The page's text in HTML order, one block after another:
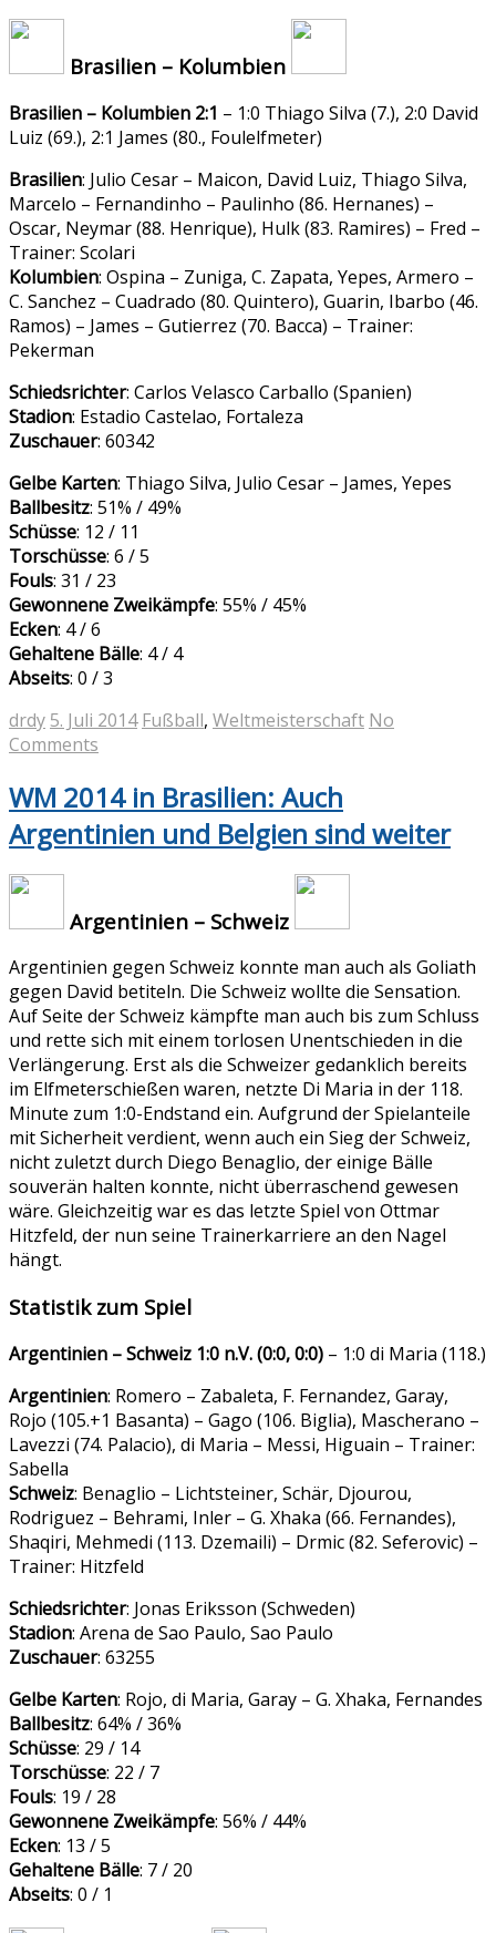
Brasilien – Kolumbien
Brasilien – Kolumbien 2:1 – 1:0 Thiago Silva (7.), 2:0 David
Luiz (69.), 2:1 James (80., Foulelfmeter)
Brasilien: Julio Cesar – Maicon, David Luiz, Thiago Silva,
Marcelo – Fernandinho – Paulinho (86. Hernanes) –
Oscar, Neymar (88. Henrique), Hulk (83. Ramires) – Fred –
Trainer: Scolari
Kolumbien: Ospina – Zuniga, C. Zapata, Yepes, Armero –
C. Sanchez – Cuadrado (80. Quintero), Guarin, Ibarbo (46.
Ramos) – James – Gutierrez (70. Bacca) – Trainer:
Pekerman
Schiedsrichter: Carlos Velasco Carballo (Spanien)
Stadion: Estadio Castelao, Fortaleza
Zuschauer: 60342
Gelbe Karten: Thiago Silva, Julio Cesar – James, Yepes
Ballbesitz: 51% / 49%
Schüsse: 12 / 11
Torschüsse: 6 / 5
Fouls: 31 / 23
Gewonnene Zweikämpfe: 55% / 45%
Ecken: 4 / 6
Gehaltene Bälle: 4 / 4
Abseits: 0 / 3
drdy 5. Juli 2014 Fußball, Weltmeisterschaft No
Comments
WM 2014 in Brasilien: Auch
Argentinien und Belgien sind weiter
Argentinien – Schweiz
Argentinien gegen Schweiz konnte man auch als Goliath
gegen David betiteln. Die Schweiz wollte die Sensation.
Auf Seite der Schweiz kämpfte man auch bis zum Schluss
und rette sich mit einem torlosen Unentschieden in die
Verlängerung. Erst als die Schweizer gedanklich bereits
im Elfmeterschießen waren, netzte Di Maria in der 118.
Minute zum 1:0-Endstand ein. Aufgrund der Spielanteile
mit Sicherheit verdient, wenn auch ein Sieg der Schweiz,
nicht zuletzt durch Diego Benaglio, der einige Bälle
souverän halten konnte, nicht überraschend gewesen
wäre. Gleichzeitig war es das letzte Spiel von Ottmar
Hitzfeld, der nun seine Trainerkarriere an den Nagel
hängt.
Statistik zum Spiel
Argentinien – Schweiz 1:0 n.V. (0:0, 0:0) – 1:0 di Maria (118.)
Argentinien: Romero – Zabaleta, F. Fernandez, Garay,
Rojo (105.+1 Basanta) – Gago (106. Biglia), Mascherano –
Lavezzi (74. Palacio), di Maria – Messi, Higuain – Trainer:
Sabella
Schweiz: Benaglio – Lichtsteiner, Schär, Djourou,
Rodriguez – Behrami, Inler – G. Xhaka (66. Fernandes),
Shaqiri, Mehmedi (113. Dzemaili) – Drmic (82. Seferovic) –
Trainer: Hitzfeld
Schiedsrichter: Jonas Eriksson (Schweden)
Stadion: Arena de Sao Paulo, Sao Paulo
Zuschauer: 63255
Gelbe Karten: Rojo, di Maria, Garay – G. Xhaka, Fernandes
Ballbesitz: 64% / 36%
Schüsse: 29 / 14
Torschüsse: 22 / 7
Fouls: 19 / 28
Gewonnene Zweikämpfe: 56% / 44%
Ecken: 13 / 5
Gehaltene Bälle: 7 / 20
Abseits: 0 / 1